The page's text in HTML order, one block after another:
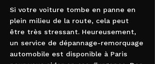
Si votre voiture tombe en panne en
plein milieu de la route, cela peut
être très stressant. Heureusement,
un service de dépannage-remorquage
automobile est disponible à Paris